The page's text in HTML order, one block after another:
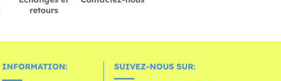
retours
INFORMATION: SUIVEZ-NOUS SUR: